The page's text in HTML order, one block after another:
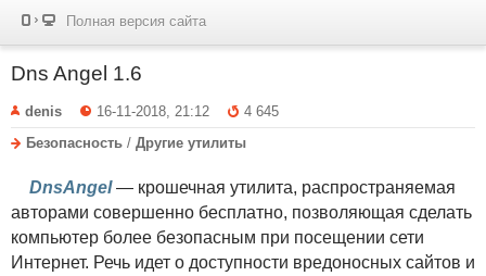
Полная версия сайта
Dns Angel 1.6
denis 16-11-2018, 21:12
4 645
Безопасность / Другие утилиты
DnsAngel— крошечная утилита, распространяемая
авторами совершенно бесплатно, позволяющая сделать
компьютер более безопасным при посещении сети
Интернет. Речь идет о доступности вредоносных сайтов и